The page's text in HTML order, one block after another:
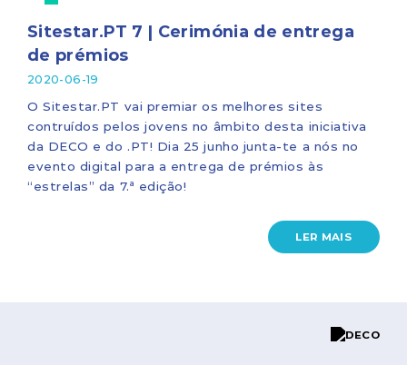
Sitestar.PT 7 | Cerimónia de entrega
de prémios
2020-06-19
O Sitestar.PT vai premiar os melhores sites
contruídos pelos jovens no âmbito desta iniciativa
da DECO e do .PT! Dia 25 junho junta-te a nós no
evento digital para a entrega de prémios às
“estrelas” da 7.ª edição!
LER MAIS